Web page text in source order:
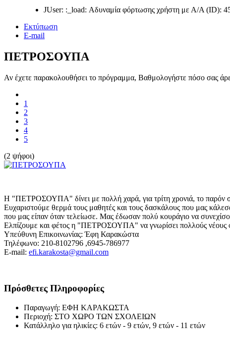
JUser: :_load: Αδυναμία φόρτωσης χρήστη με Α/Α (ID):
Εκτύπωση
E-mail
ΠΕΤΡΟΣΟΥΠΑ
Αν έχετε παρακολουθήσει το πρόγραμμα, Βαθμολογήστε πόσο σας
1
2
3
4
5
(2 ψήφοι)
Η "ΠΕΤΡΟΣΟΥΠΑ" δίνει με πολλή χαρά, για τρίτη χρονιά, το παρόν
Ευχαριστούμε θερμά τους μαθητές και τους δασκάλους που μας
που μας είπαν όταν τελείωσε. Μας έδωσαν πολύ κουράγιο να
Ελπίζουμε και φέτος η "ΠΕΤΡΟΣΟΥΠΑ" να γνωρίσει πολλούς νέους
Υπεύθυνη Επικοινωνίας: Έφη Καρακώστα
Τηλέφωνο: 210-8102796 ,6945-786977
E-mail: efi.karakosta@gmail.com
Πρόσθετες Πληροφορίες
Παραγωγή: ΕΦΗ ΚΑΡΑΚΩΣΤΑ
Περιοχή: ΣΤΟ ΧΩΡΟ ΤΩΝ ΣΧΟΛΕΙΩΝ
Κατάλληλο για ηλικίες: 6 ετών - 9 ετών, 9 ετών - 11 ετών